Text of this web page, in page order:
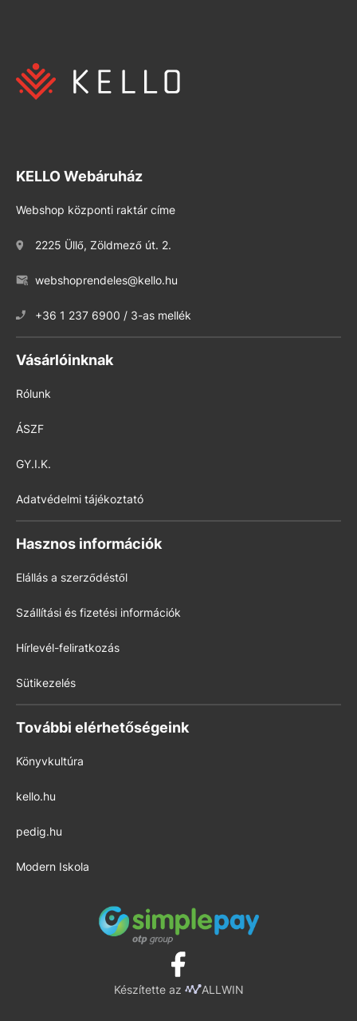
KELLO Webáruház
Webshop központi raktár címe
2225 Üllő, Zöldmező út. 2.
webshoprendeles@kello.hu
+36 1 237 6900 / 3-as mellék
Vásárlóinknak
Rólunk
ÁSZF
GY.I.K.
Adatvédelmi tájékoztató
Hasznos információk
Elállás a szerződéstől
Szállítási és fizetési információk
Hírlevél-feliratkozás
Sütikezelés
További elérhetőségeink
Könyvkultúra
kello.hu
pedig.hu
Modern Iskola
Készítette az ALLWIN